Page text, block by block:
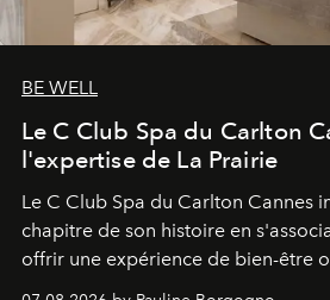
BE WELL
Le C Club Spa du Carlton
l'expertise de La Prairie
Le C Club Spa du Carlton Cannes
chapitre de son histoire en
offrir une expérience de bien-être
expertise se rencontrent.